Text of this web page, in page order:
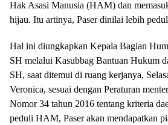
Hak Asasi Manusia (HAM) dan
hijau. Itu artinya, Paser dinilai lebih
Hal ini diungkapkan Kepala Bagian
SH melalui Kasubbag Bantuan Hukum
SH, saat ditemui di ruang kerjanya,
Veronica, sesuai dengan Peraturan
Nomor 34 tahun 2016 tentang kriteria
peduli HAM, Paser akan mendapatkan